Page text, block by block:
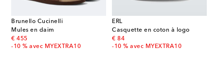
Brunello Cucinelli
Mules en daim
€ 455
original price
-10 % avec MYEXTRA10
ERL
Casquette en coton à logo
€ 84
original price
-10 % avec MYEXTRA10